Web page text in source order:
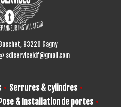
93220 Gagny
sdiserviceidf@gmail.com
Serrures & cylindres
& Installation de portes